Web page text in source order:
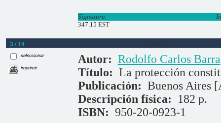
Signatura
347.15 EST
3 / 14 Libros
seleccionar
imprimir
Autor: Rodolfo Carlos Barra
Título: La protección
Publicación: Buenos Aires
Descripción física: 182 p.
ISBN: 950-20-0923-1